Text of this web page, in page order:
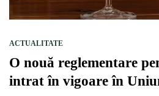
ACTUALITATE
O nouă reglementare
intrat în vigoare în